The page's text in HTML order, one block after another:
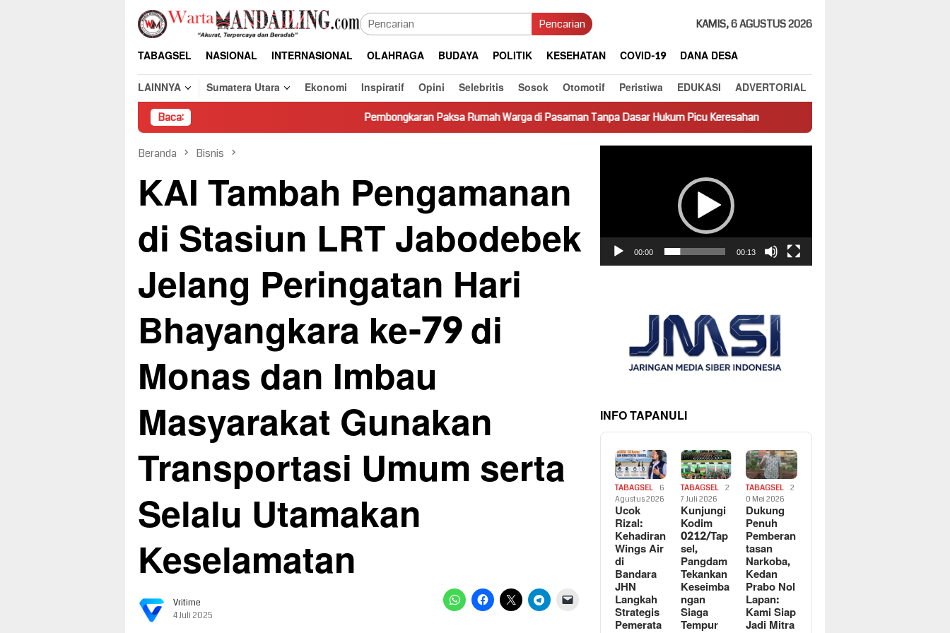
Loncat
konten
Pencarian KAMIS, 6 AGUSTUS 2026
TABAGSEL NASIONAL INTERNASIONAL OLAHRAGA BUDAYA POLITIK KESEHATAN COVID-19
DANA DESA
LAINNYA
Sumatera Utara Ekonomi Inspiratif Opini Selebritis Sosok Otomotif Peristiwa EDUKASI ADVERTORIAL
Baca: Pembongkaran Paksa Rumah Warga di Pasaman Tanpa Dasar Hukum Picu Keresahan Truk Miring Hambat Arus Lalu Lintas di Jalan
Beranda Bisnis
KAI Tambah Pengamanan
di Stasiun LRT Jabodebek
Jelang Peringatan Hari
Bhayangkara ke-79 di
Monas dan Imbau
Masyarakat Gunakan
Transportasi Umum serta
Selalu Utamakan
Keselamatan
Vritime
4 Juli 2025
00:00 00:13
INFO TAPANULI
TABAGSEL
6
Agustus 2026
Ucok
Rizal:
Kehadiran
Wings Air
di
Bandara
JHN
Langkah
Strategis
Pemerata
TABAGSEL
2
7 Juli 2026
Kunjungi
Kodim
0212/Tap
sel,
Pangdam
Tekankan
Keseimba
ngan
Siaga
Tempur
TABAGSEL
2
0 Mei 2026
Dukung
Penuh
Pemberan
tasan
Narkoba,
Kedan
Prabo Nol
Lapan:
Kami Siap
Jadi Mitra